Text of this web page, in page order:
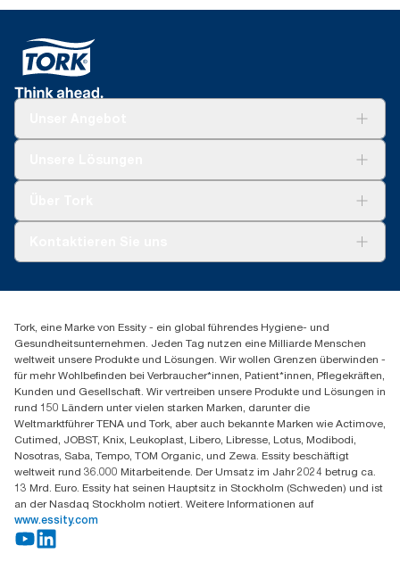
Spenderreklamation
+43 (0) 8 10-22 00 84
Essity Austria Vertriebs GmbH
Am Europlatz 2
1120 Wien
Mo-Do 8:00-16:30 | Fr 8:00-15:00
GLN: 9011111000026
Tork, eine Marke von Essity - ein global führendes Hygiene- und
Gesundheitsunternehmen. Jeden Tag nutzen eine Milliarde Menschen
weltweit unsere Produkte und Lösungen. Wir wollen Grenzen überwinden -
für mehr Wohlbefinden bei Verbraucher*innen, Patient*innen, Pflegekräften,
Kunden und Gesellschaft. Wir vertreiben unsere Produkte und Lösungen in
rund 150 Ländern unter vielen starken Marken, darunter die
Weltmarktführer TENA und Tork, aber auch bekannte Marken wie Actimove,
Cutimed, JOBST, Knix, Leukoplast, Libero, Libresse, Lotus, Modibodi,
Nosotras, Saba, Tempo, TOM Organic, und Zewa. Essity beschäftigt
weltweit rund 36.000 Mitarbeitende. Der Umsatz im Jahr 2024 betrug ca.
13 Mrd. Euro. Essity hat seinen Hauptsitz in Stockholm (Schweden) und ist
an der Nasdaq Stockholm notiert. Weitere Informationen auf
www.essity.com